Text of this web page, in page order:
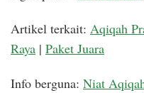
Artikel terkait: Aqiqah
Raya | Paket Juara
Info berguna: Niat